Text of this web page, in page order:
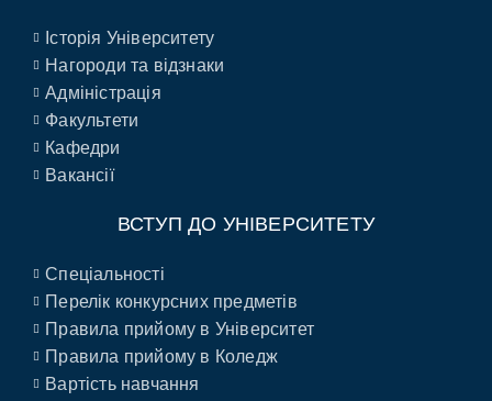
Історія Університету
Нагороди та відзнаки
Адміністрація
Факультети
Кафедри
Вакансії
ВСТУП ДО УНІВЕРСИТЕТУ
Спеціальності
Перелік конкурсних предметів
Правила прийому в Університет
Правила прийому в Коледж
Вартість навчання